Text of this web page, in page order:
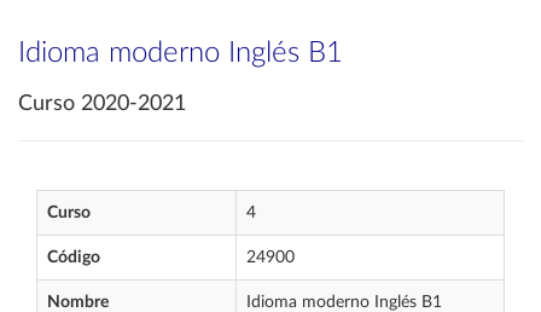
Idioma moderno Inglés B1
Curso 2020-2021
Curso 4
Código 24900
Nombre Idioma moderno Inglés B1